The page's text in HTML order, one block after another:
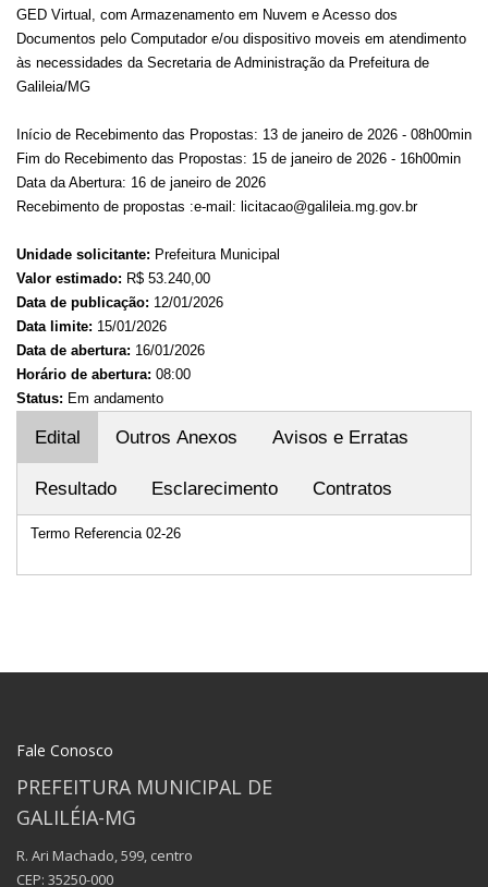
GED Virtual, com Armazenamento em Nuvem e Acesso dos
Documentos pelo Computador e/ou dispositivo moveis em atendimento
às necessidades da Secretaria de Administração da Prefeitura de
Galileia/MG
Início de Recebimento das Propostas: 13 de janeiro de 2026 - 08h00min
Fim do Recebimento das Propostas: 15 de janeiro de 2026 - 16h00min
Data da Abertura: 16 de janeiro de 2026
Recebimento de propostas :e-mail: licitacao@galileia.mg.gov.br
Unidade solicitante: Prefeitura Municipal
Valor estimado: R$ 53.240,00
Data de publicação: 12/01/2026
Data limite: 15/01/2026
Data de abertura: 16/01/2026
Horário de abertura: 08:00
Status: Em andamento
Edital Outros Anexos Avisos e Erratas
Resultado Esclarecimento Contratos
Termo Referencia 02-26
Fale Conosco
PREFEITURA MUNICIPAL DE
GALILÉIA-MG
R. Ari Machado, 599, centro
CEP: 35250-000